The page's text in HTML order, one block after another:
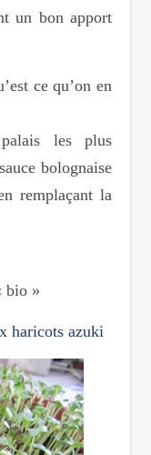
un bon apport
ce qu’on en
les plus
bolognaise
remplaçant la
bio »
haricots azuki